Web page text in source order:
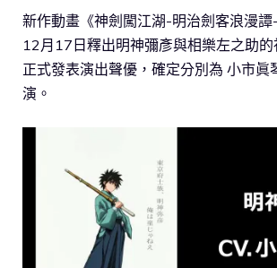
新作動畫《神劍闖江湖-明治劍客浪漫
12月17日釋出明神彌彥與相樂左之助的
正式發表演出聲優，確定分別為 小市眞
演。